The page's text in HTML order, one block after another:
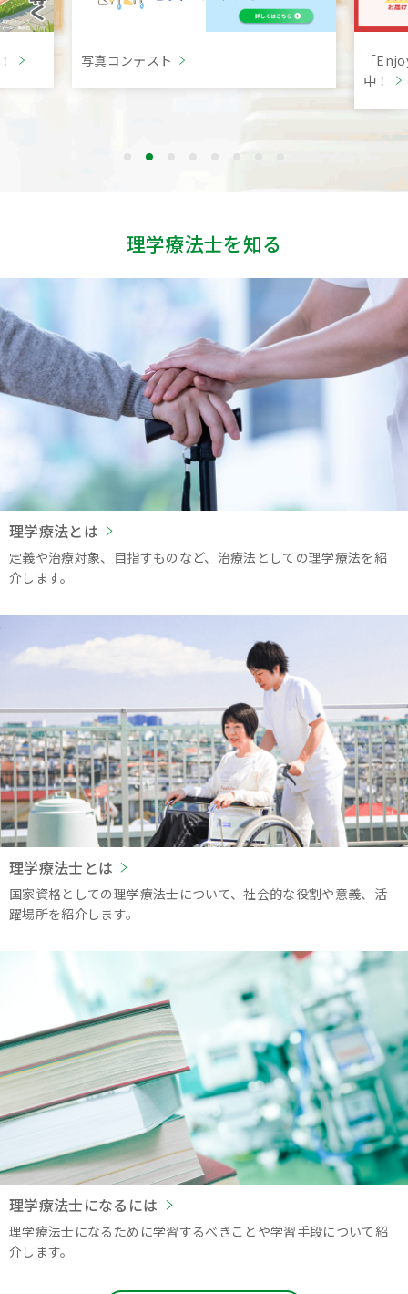
写真コンテスト
「
中！
理学療法士を知る
理学療法とは
定義や治療対象、目指すものなど、治療法としての理学療法を紹
介します。
理学療法士とは
国家資格としての理学療法士について、社会的な役割や意義、活
躍場所を紹介します。
理学療法士になるには
理学療法士になるために学習するべきことや学習手段について紹
介します。